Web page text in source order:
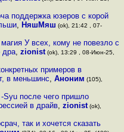
поддержка юзеров с корой
, НяшМяш (ok), 21:42 , 07-
У всех, кому не повезло с
дра,zionist (ok), 13:29 , 08-Июн-25,
примеров в
в меньшинс, Аноним (105),
Syu после чего пришло
в драйв,zionist (ok),
так и хочется сказать